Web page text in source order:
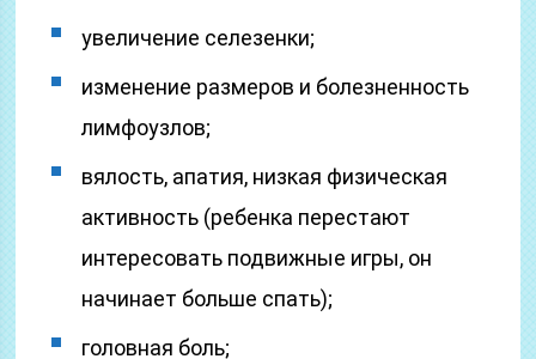
увеличение селезенки;
изменение размеров и болезненность
лимфоузлов;
вялость, апатия, низкая физическая
активность (ребенка перестают
интересовать подвижные игры, он
начинает больше спать);
головная боль;